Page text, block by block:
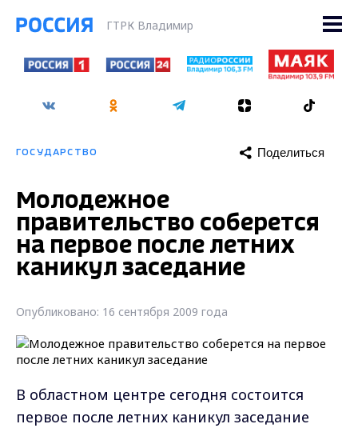
ГТРК Владимир
ГОСУДАРСТВО Поделиться
Молодежное
правительство соберется
на первое после летних
каникул заседание
Опубликовано: 16 сентября 2009 года
В областном центре сегодня состоится
первое после летних каникул заседание